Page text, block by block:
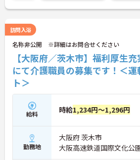
ご興味のある方には、面接対策ポイントな
さい！
訪問入浴
名称非公開 ※詳細はお問合せください
【大阪府／茨木市】福利厚生
にて介護職員の募集です！＜
ト＞
給料 時給1,234円～1,296円
勤務地
大阪府 茨木市
大阪高速鉄道国際文化公